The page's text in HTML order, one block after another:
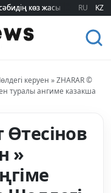
көз жасы:
көз жасы: RU KZ
керуен » ZHARAR ©
туралы ангиме казакша
»